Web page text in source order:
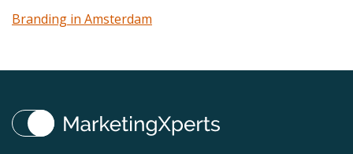
Branding in Amsterdam